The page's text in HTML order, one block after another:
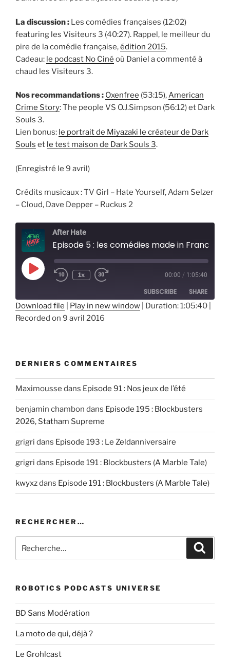
La discussion : Les comédies françaises (12:02)
featuring les Visiteurs 3 (40:27). Rappel, le meilleur du
pire de la comédie française,édition 2015.
Cadeau: le podcast No Ciné où Daniel a commenté à
chaud les Visiteurs 3.
Nos recommandations : Oxenfree (53:15),American
Crime Story: The people VS O.J.Simpson (56:12) et Dark
Souls 3.
Lien bonus: le portrait de Miyazaki le créateur de Dark
Souls et le test maison de Dark Souls 3.
(Enregistré le 9 avril)
Crédits musicaux :TV Girl – Hate Yourself,Adam Selzer
– Cloud, Dave Depper – Ruckus 2
After Hate
Episode 5 : les comédies made in France
Play
Episode
1x 00:00 / 1:05:40
SUBSCRIBE SHARE
SHARE
EMBED
Download file Play in new window Duration: 1:05:40
Recorded on 9 avril 2016
DERNIERS COMMENTAIRES
Maximousse dans Episode 91 : Nos jeux de l’été
benjamin chambon dans Episode 195 : Blockbusters
2026, Statham Supreme
grigri dans Episode 193 : Le Zeldanniversaire
grigri dans Episode 191 : Blockbusters (A Marble Tale)
kwyxzdans Episode 191 : Blockbusters (A Marble Tale)
RECHERCHER…
pour
ROBOTICS PODCASTS UNIVERSE
BD Sans Modération
La moto de qui, déjà ?
Le Grohlcast